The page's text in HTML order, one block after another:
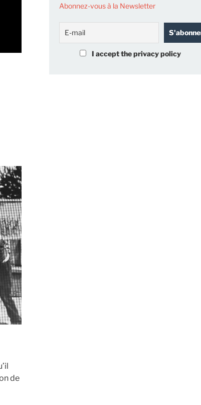
de
Abonnez-vous à la Newsletter
I accept the privacy policy